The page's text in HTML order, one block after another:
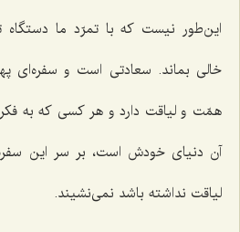
این‌طور نیست که با تمرّد ما دستگاه
خالی بماند. سعادتی است و
همّت و لیاقت دارد و هر کسی که به
آن دنیای خودش است، بر سر این
لیاقت نداشته باشد نمی‌نشیند.